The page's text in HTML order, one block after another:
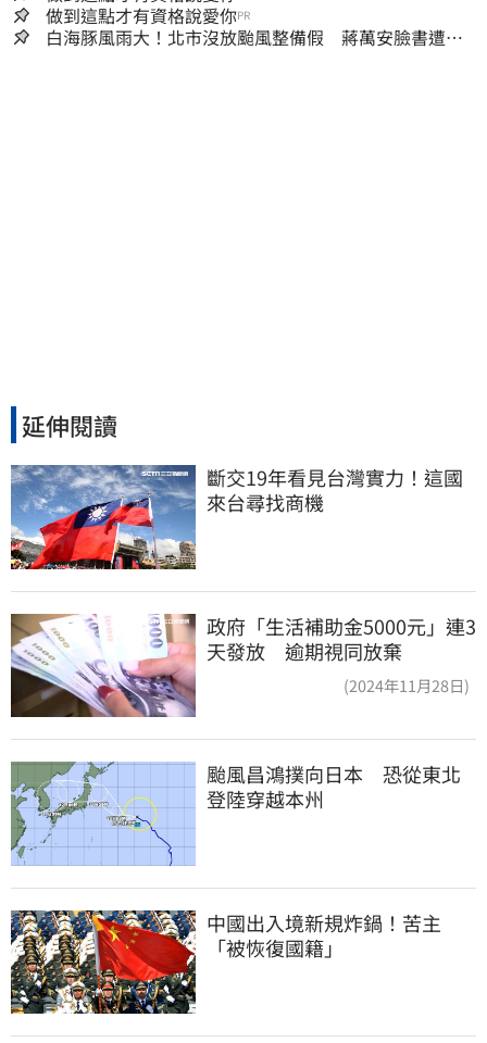
做到這點才有資格說愛你PR
白海豚風雨大！北市沒放颱風整備假 蔣萬安臉書遭網
延伸閱讀
斷交19年看見台灣實力！這國
來台尋找商機
政府「生活補助金5000元」連3
天發放 逾期視同放棄
(2024年11月28日)
颱風昌鴻撲向日本　恐從東北
登陸穿越本州
中國出入境新規炸鍋！苦主
「被恢復國籍」